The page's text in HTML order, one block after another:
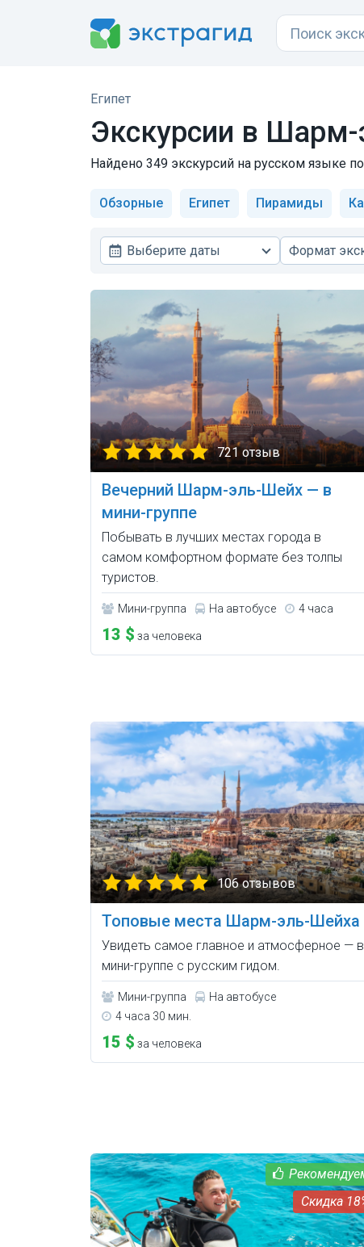
Египет
Экскурсии в Шарм-
Найдено 349 экскурсий на русском языке
Обзорные Египет Пирамиды
Выберите даты Формат
721 отзыв
Вечерний Шарм-эль-Шейх — в
мини-группе
Побывать в лучших местах города в
самом комфортном формате без толпы
туристов.
Мини-группа На автобусе 4 часа
13 $ за человека
106 отзывов
Топовые места Шарм-эль-Шейха
Увидеть самое главное и атмосферное — в
мини-группе с русским гидом.
Мини-группа
На автобусе
4 часа 30 мин.
15 $ за человека